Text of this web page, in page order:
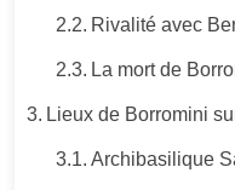
Rivalité avec
La mort de
Lieux de Borromini
Archibasilique